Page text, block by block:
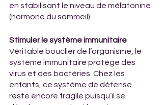
en stabilisant le niveau de mélatonine
(hormone du sommeil).
Stimuler le système immunitaire
Véritable bouclier de l’organisme, le
système immunitaire protège des
virus et des bactéries. Chez les
enfants, ce système de défense
reste encore fragile puisqu’il se